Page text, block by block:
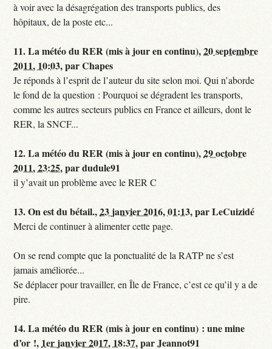
à voir avec la désagrégation des transports publics, des
hôpitaux, de la poste etc...
11.La météo du RER (mis à jour en continu),20 septembre
2011, 10:03,parChapes
Je réponds à l’esprit de l’auteur du site selon moi. Qui n’aborde
le fond de la question : Pourquoi se dégradent les transports,
comme les autres secteurs publics en France et ailleurs, dont le
RER, la SNCF...
12.La météo du RER (mis à jour en continu),29 octobre
2011, 23:25,pardudule91
il y’avait un problème avec le RER C
13.On est du bétail.,23 janvier 2016, 01:13,parLeCuizidé
Merci de continuer à alimenter cette page.
On se rend compte que la ponctualité de la RATP ne s’est
jamais améliorée...
Se déplacer pour travailler, en Île de France, c’est ce qu’il y a de
pire.
14.La météo du RER (mis à jour en continu) : une mine
d’or !, 1er janvier 2017, 18:37,parJeannot91